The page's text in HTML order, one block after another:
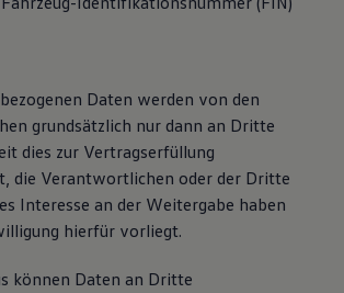
Daten werden von den
grundsätzlich nur dann an Dritte
dies zur Vertragserfüllung
die Verantwortlichen oder der Dritte
Interesse an der Weitergabe haben
hierfür vorliegt.
können Daten an Dritte